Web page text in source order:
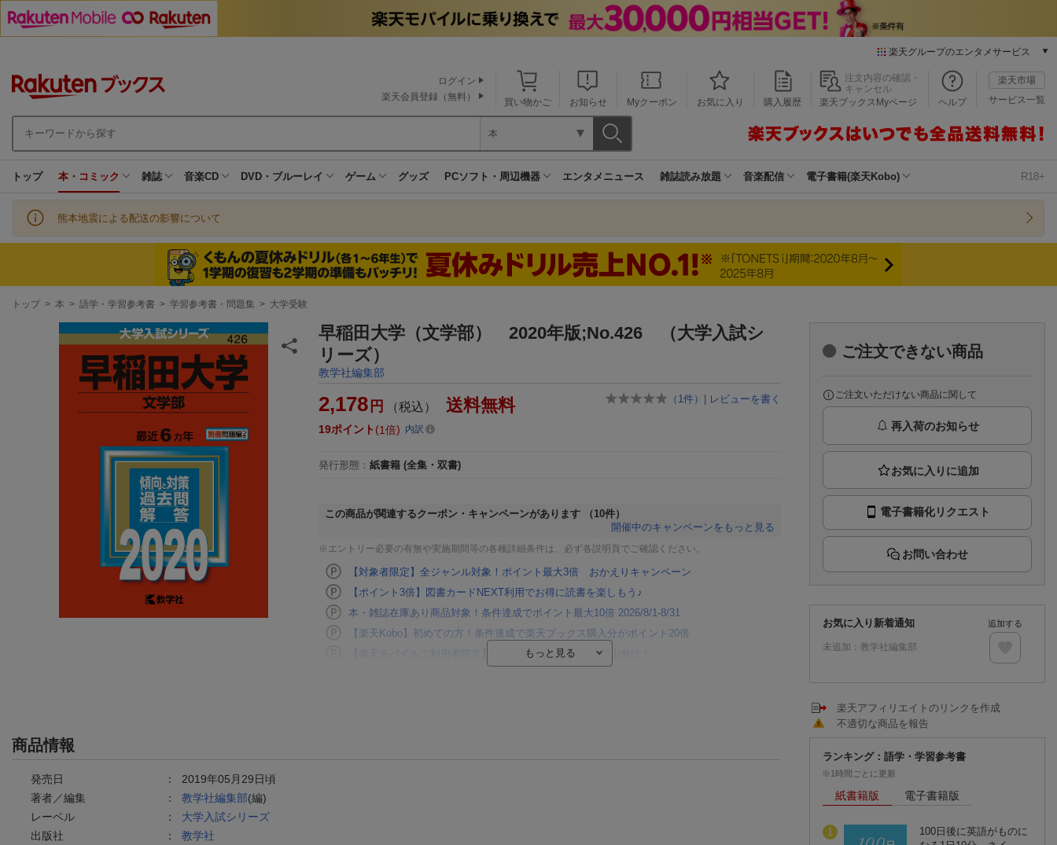
楽天グループのエンタメサービス
本/ゲーム/CD/DVD
楽天ブックス
楽天Kobo
楽天チケット
エンタメニュース
推し楽
買い物かご お知らせ Myクーポン お気に入り 購入履歴
注文内容の確認・
キャンセル
楽天ブックスMyページ
ヘルプ
楽天市場
サービス一覧
ログイン
楽天会員登録（無料）
本
トップ 本・コミック 雑誌 音楽CD DVD・ブルーレイ ゲーム グッズ PCソフト・周辺機器 エンタメニュース 雑誌読み放題 音楽配信 電子書籍(楽天Kobo) R18+
熊本地震による配送の影響について
現
トップ > 本 > 語学・学習参考書 > 学習参考書・問題集 > 大学受験
早稲田大学（文学部） 2020年版;No.426 （大学入試シ
リーズ）
教学社編集部
（ 1件） | レビューを書く
2,178 円 （税込） 送料無料
19ポイント 1倍 内訳
発行形態 ： 紙書籍 (全集・双書)
この商品が関連するクーポン・キャンペーンがあります
（10件）
開催中のキャンペーンをもっと見る
※エントリー必要の有無や実施期間等の各種詳細条件は、必ず各説明頁でご確認ください。
【対象者限定】全ジャンル対象！ポイント最大3倍 おかえりキャンペーン
【ポイント3倍】図書カードNEXT利用でお得に読書を楽しもう♪
本・雑誌在庫あり商品対象！条件達成でポイント最大10倍 2026/8/1-8/31
【楽天Kobo】初めての方！条件達成で楽天ブックス購入分がポイント20倍
【楽天モバイルご利用者限定】条件達成で100万ポイント山分け！
商品情報
発売日 ： 2019年05月29日頃
著者／編集
： 教学社編集部(編)
レーベル
： 大学入試シリーズ
出版社
： 教学社
ご注文できない商品
ご注文いただけない商品に関して
再入荷のお知らせ
電子書籍化リクエスト
お問い合わせ
お気に入り新着通知
未追加： 教学社編集部
追加する
楽天アフィリエイトのリンクを作成
不適切な商品を報告
ランキング：語学・学習参考書
※1時間ごとに更新
紙書籍版 電子書籍版
1
100日後に英語がものに